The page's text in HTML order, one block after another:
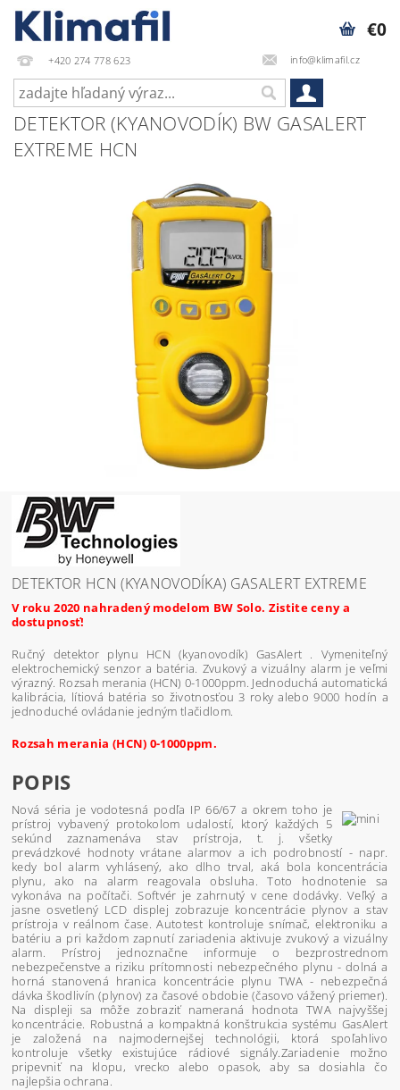
+420 274 778 623 info@klimafil.cz
€0
DETEKTOR (KYANOVODÍK) BW GASALERT
EXTREME HCN
DETEKTOR HCN (KYANOVODÍKA) GASALERT EXTREME
V roku 2020 nahradený modelom BW Solo. Zistite ceny a
dostupnosť!
Ručný detektor plynu HCN (kyanovodík) GasAlert . Vymeniteľný
elektrochemický senzor a batéria. Zvukový a vizuálny alarm je veľmi
výrazný. Rozsah merania (HCN) 0-1000ppm. Jednoduchá automatická
kalibrácia, lítiová batéria so životnosťou 3 roky alebo 9000 hodín a
jednoduché ovládanie jedným tlačidlom.
Rozsah merania (HCN) 0-1000ppm.
POPIS
Nová séria je vodotesná podľa IP 66/67 a okrem toho je
prístroj vybavený protokolom udalostí, ktorý každých 5
sekúnd zaznamenáva stav prístroja, t. j. všetky
prevádzkové hodnoty vrátane alarmov a ich podrobností - napr.
kedy bol alarm vyhlásený, ako dlho trval, aká bola koncentrácia
plynu, ako na alarm reagovala obsluha. Toto hodnotenie sa
vykonáva na počítači. Softvér je zahrnutý v cene dodávky. Veľký a
jasne osvetlený LCD displej zobrazuje koncentrácie plynov a stav
prístroja v reálnom čase. Autotest kontroluje snímač, elektroniku a
batériu a pri každom zapnutí zariadenia aktivuje zvukový a vizuálny
alarm. Prístroj jednoznačne informuje o bezprostrednom
nebezpečenstve a riziku prítomnosti nebezpečného plynu - dolná a
horná stanovená hranica koncentrácie plynu TWA - nebezpečná
dávka škodlivín (plynov) za časové obdobie (časovo vážený priemer).
Na displeji sa môže zobraziť nameraná hodnota TWA najvyššej
koncentrácie. Robustná a kompaktná konštrukcia systému GasAlert
je založená na najmodernejšej technológii, ktorá spoľahlivo
kontroluje všetky existujúce rádiové signály.Zariadenie možno
pripevniť na klopu, vrecko alebo opasok, aby sa dosiahla čo
najlepšia ochrana.